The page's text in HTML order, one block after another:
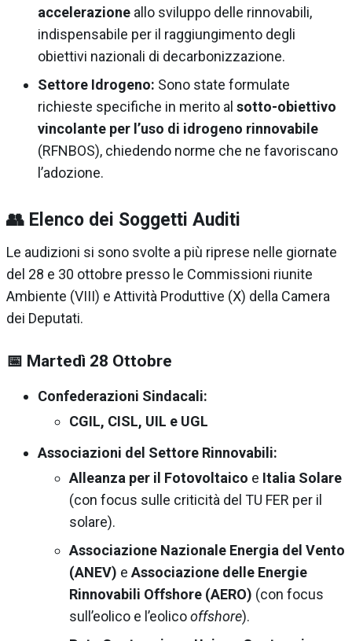
accelerazione allo sviluppo delle rinnovabili,
indispensabile per il raggiungimento degli
obiettivi nazionali di decarbonizzazione.
Settore Idrogeno: Sono state formulate
richieste specifiche in merito al sotto-obiettivo
vincolante per l’uso di idrogeno rinnovabile
(RFNBOS), chiedendo norme che ne favoriscano
l’adozione.
👥 Elenco dei Soggetti Auditi
Le audizioni si sono svolte a più riprese nelle giornate
del 28 e 30 ottobre presso le Commissioni riunite
Ambiente (VIII) e Attività Produttive (X) della Camera
dei Deputati.
📅 Martedì 28 Ottobre
Confederazioni Sindacali:
CGIL, CISL, UIL e UGL
Associazioni del Settore Rinnovabili:
Alleanza per il Fotovoltaico e Italia Solare
(con focus sulle criticità del TU FER per il
solare).
Associazione Nazionale Energia del Vento
(ANEV) e Associazione delle Energie
Rinnovabili Offshore (AERO) (con focus
sull’eolico e l’eolicooffshore).